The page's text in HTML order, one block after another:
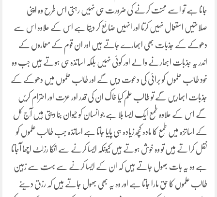
جانا ہے تو اسے محنت کرنے کی ضرورت ہی نہیں رہتی اس طرح وہ اپنی
صلاحتیں استعمال نہیں کرتا اور انہیں ضائع کر دیتا ہے اس کے علاوہ اس سے
دھوکے کے جذبات بھی ابھارے جاتے ہیں اور ان قوم کے معماروں کے
اندر یہ جذبات ابھارنے والے اور کوئی نہیں بلکہ اساتذہ ہی ہوتے ہیں جب وہ
خود طالب علموں کو برائی کی دعوت دیں گے اور طالب علموں میں دھوکے کے
جذبات ابھاریں گے تو طالب علم کیا خاک ان کی قدر اور عزت اور احترام کریں
گے اس کے علاوہ طمع ایک ایسا بلا ہے جو انسان کو حیوان بنا دیتی ہیں آج کل
کے اساتزہ میں طمع کا مادہ کچھ زیادہ ہی پایا جاتا ہے اساتذہ جب طالب علموں کو
نقل کراتے ہیں تو وہ خوش ہوتے ہیں کیونکہ ایسا کرنے سے انکا رزلٹ اچھا آجاتا
ہے وہ یہ بات بھول جاتے ہیں کہ ان کے ایسا کرنے سے بہت سے زہین
طالب علموں کا حق مارا جاتا ہے اور وہ یہ بھی بھول جاتے ہیں کہ رزق دینے